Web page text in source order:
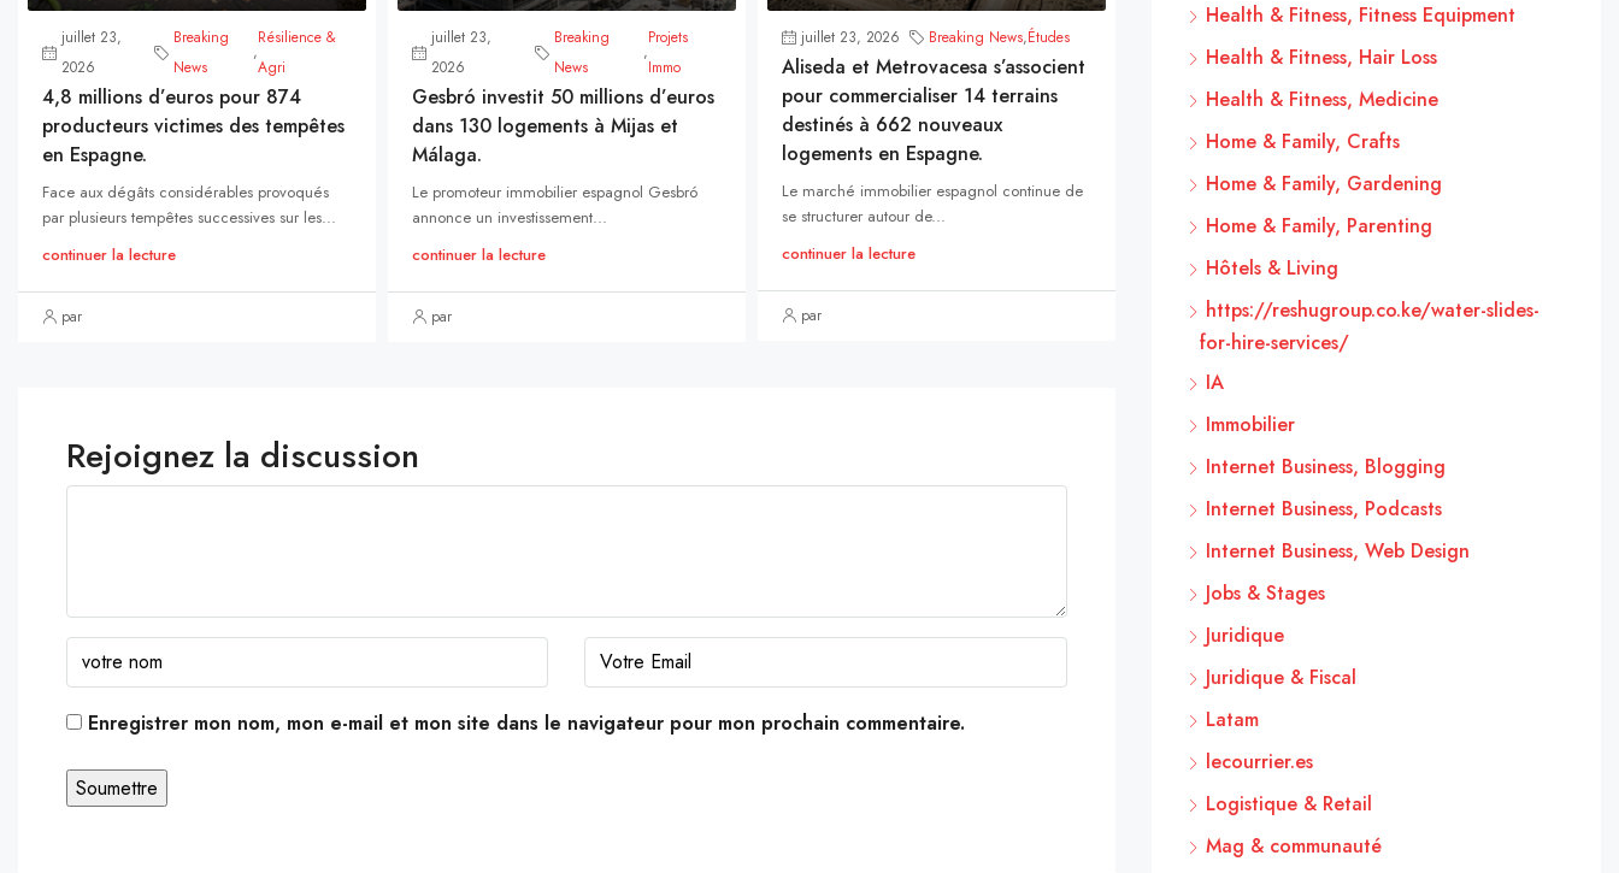
juillet 23,
2026
Breaking
News
,
Résilience &
Agri
4,8 millions d’euros pour 874
producteurs victimes des tempêtes
en Espagne.
Face aux dégâts considérables provoqués
par plusieurs tempêtes successives sur les...
continuer la lecture
par
juillet 23,
2026
Breaking
News
,
Projets
Immo
Gesbró investit 50 millions d’euros
dans 130 logements à Mijas et
Málaga.
Le promoteur immobilier espagnol Gesbró
annonce un investissement...
continuer la lecture
par
juillet 23, 2026 Breaking News,Études
Aliseda et Metrovacesa s’associent
pour commercialiser 14 terrains
destinés à 662 nouveaux
logements en Espagne.
Le marché immobilier espagnol continue de
se structurer autour de...
continuer la lecture
par
Rejoignez la discussion
Enregistrer mon nom, mon e-mail et mon site dans le navigateur pour mon prochain commentaire.
Health & Fitness, Fitness Equipment
Health & Fitness, Hair Loss
Health & Fitness, Medicine
Home & Family, Crafts
Home & Family, Gardening
Home & Family, Parenting
Hôtels & Living
https://reshugroup.co.ke/water-slides-
for-hire-services/
IA
Immobilier
Internet Business, Blogging
Internet Business, Podcasts
Internet Business, Web Design
Jobs & Stages
Juridique
Juridique & Fiscal
Latam
lecourrier.es
Logistique & Retail
Mag & communauté